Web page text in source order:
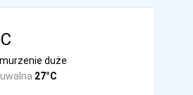
27°C
duże